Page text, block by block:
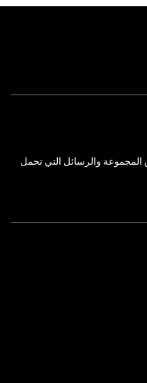
والرسائل التي تحمل